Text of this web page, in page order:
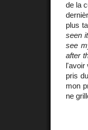
de la
plus
seen
see
after
l'avoir
pris
mon
ne